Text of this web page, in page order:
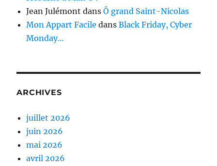
Jean Julémont dansÔ grand Saint-Nicolas
Mon Appart Facile dansBlack Friday, Cyber
Monday…
ARCHIVES
juillet 2026
juin 2026
mai 2026
avril 2026